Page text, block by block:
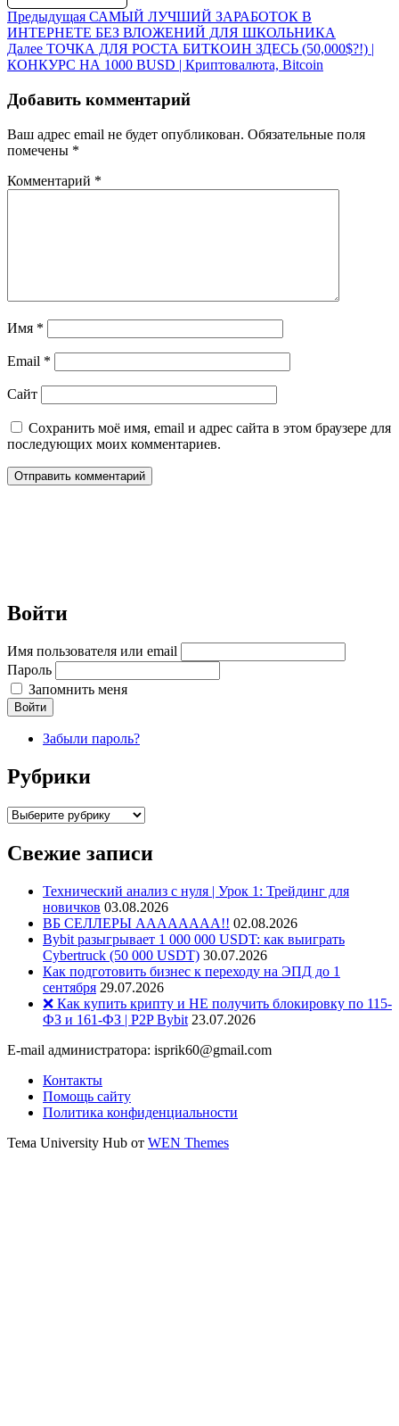
Навигация
по
записям
Предыдущая Предыдущая
запись:
САМЫЙ ЛУЧШИЙ ЗАРАБОТОК В
ИНТЕРНЕТЕ БЕЗ ВЛОЖЕНИЙ ДЛЯ ШКОЛЬНИКА
Далее Следующая
запись:
ТОЧКА ДЛЯ РОСТА БИТКОИН ЗДЕСЬ (50,000$?!) |
КОНКУРС НА 1000 BUSD | Криптовалюта, Bitcoin
Добавить комментарий
Ваш адрес email не будет опубликован. Обязательные поля
помечены *
Комментарий *
Имя *
Email *
Сайт
Сохранить моё имя, email и адрес сайта в этом браузере для
последующих моих комментариев.
Войти
Имя пользователя или email
Пароль
Запомнить меня
Войти
Забыли пароль?
Рубрики
Рубрики
Свежие записи
Технический анализ с нуля | Урок 1: Трейдинг для
новичков 03.08.2026
ВБ СЕЛЛЕРЫ АААААААА!! 02.08.2026
Bybit разыгрывает 1 000 000 USDT: как выиграть
Cybertruck (50 000 USDT) 30.07.2026
Как подготовить бизнес к переходу на ЭПД до 1
сентября 29.07.2026
❌ Как купить крипту и НЕ получить блокировку по 115-
ФЗ и 161-ФЗ | P2P Bybit 23.07.2026
E-mail администратора: isprik60@gmail.com
Контакты
Помощь сайту
Политика конфиденциальности
Тема University Hub от WEN Themes